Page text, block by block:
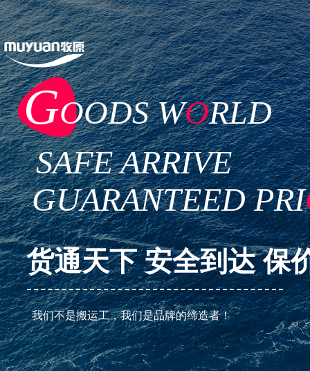
货通天下 安全到达 保
我们不是搬运工，我们是品牌的缔造者！
GOODS WORLD
SAFE ARRIVE
GUARANTEED PRI